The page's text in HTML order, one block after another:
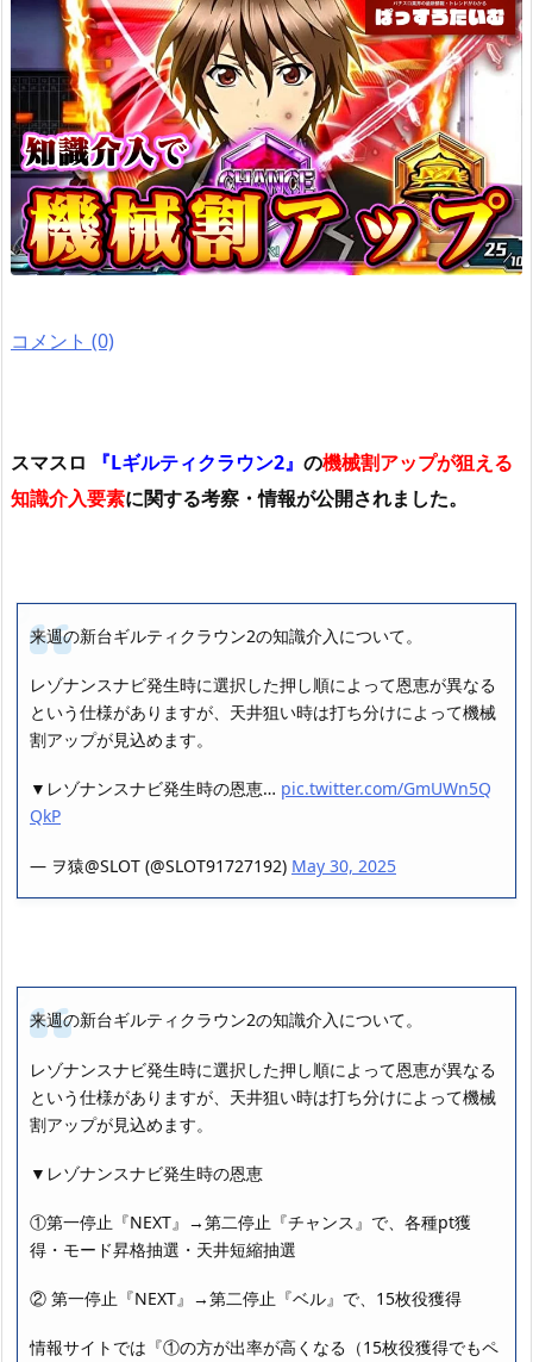
コメント (0)
スマスロ 『Lギルティクラウン2』 の機械割アップが狙える
知識介入要素に関する考察・情報が公開されました。
来週の新台ギルティクラウン2の知識介入について。
レゾナンスナビ発生時に選択した押し順によって恩恵が異なる
という仕様がありますが、天井狙い時は打ち分けによって機械
割アップが見込めます。
▼レゾナンスナビ発生時の恩恵… pic.twitter.com/GmUWn5Q
QkP
— ヲ猿@SLOT (@SLOT91727192) May 30, 2025
来週の新台ギルティクラウン2の知識介入について。
レゾナンスナビ発生時に選択した押し順によって恩恵が異なる
という仕様がありますが、天井狙い時は打ち分けによって機械
割アップが見込めます。
▼レゾナンスナビ発生時の恩恵
①第一停止『NEXT』→第二停止『チャンス』で、各種pt獲
得・モード昇格抽選・天井短縮抽選
② 第一停止『NEXT』→第二停止『ベル』で、15枚役獲得
情報サイトでは『①の方が出率が高くなる（15枚役獲得でもペ